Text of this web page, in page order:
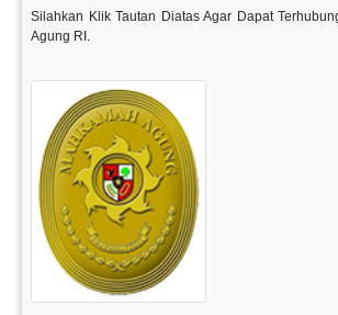
Silahkan Klik Tautan Diatas Agar Dapat
Agung RI.